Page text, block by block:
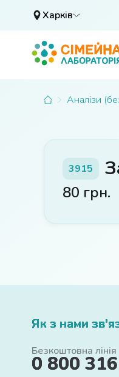
Харків
Аналізи
3915
80 грн.
Як з нами
Безкоштовна лінія
0 800